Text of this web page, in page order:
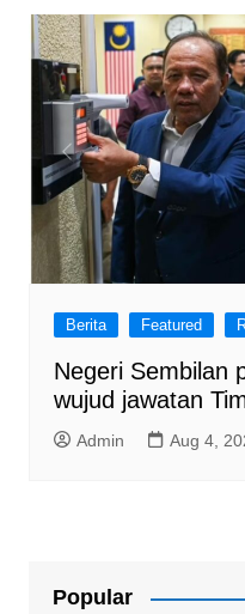
Berita Featured
Negeri Sembilan
wujud jawatan
Admin Aug 4,
Popular